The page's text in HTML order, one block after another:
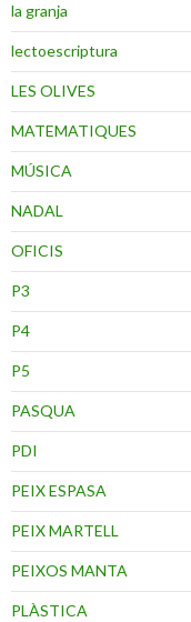
la granja
lectoescriptura
LES OLIVES
MATEMATIQUES
MÚSICA
NADAL
OFICIS
P3
P4
P5
PASQUA
PDI
PEIX ESPASA
PEIX MARTELL
PEIXOS MANTA
PLÀSTICA